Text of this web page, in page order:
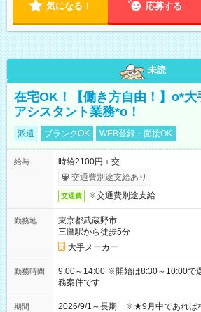
気になる！ 応募する
未読
在宅OK！【働き方自由！】o*大
アシスタント業務*o！
派遣 ブランクOK WEB登録・面接OK
給与
時給2100円＋交
交通費別途支給あり
交通費 ※交通費別途支給
勤務地
東京都武蔵野市
三鷹駅から徒歩5分
大手メーカー
勤務時間
9:00～14:00 ※開始は8:30～10:00で
務案件です
期間 2026/9/1～長期 ※★9月中であれば